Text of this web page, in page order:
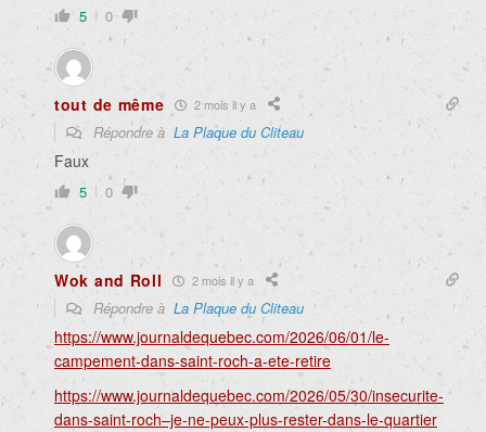
5 0
tout de même 2 mois il y a
Répondre à La Plaque du Cliteau
Faux
5 0
Wok and Roll 2 mois il y a
Répondre à La Plaque du Cliteau
https://www.journaldequebec.com/2026/06/01/le-
campement-dans-saint-roch-a-ete-retire
https://www.journaldequebec.com/2026/05/30/insecurite-
dans-saint-roch–je-ne-peux-plus-rester-dans-le-quartier